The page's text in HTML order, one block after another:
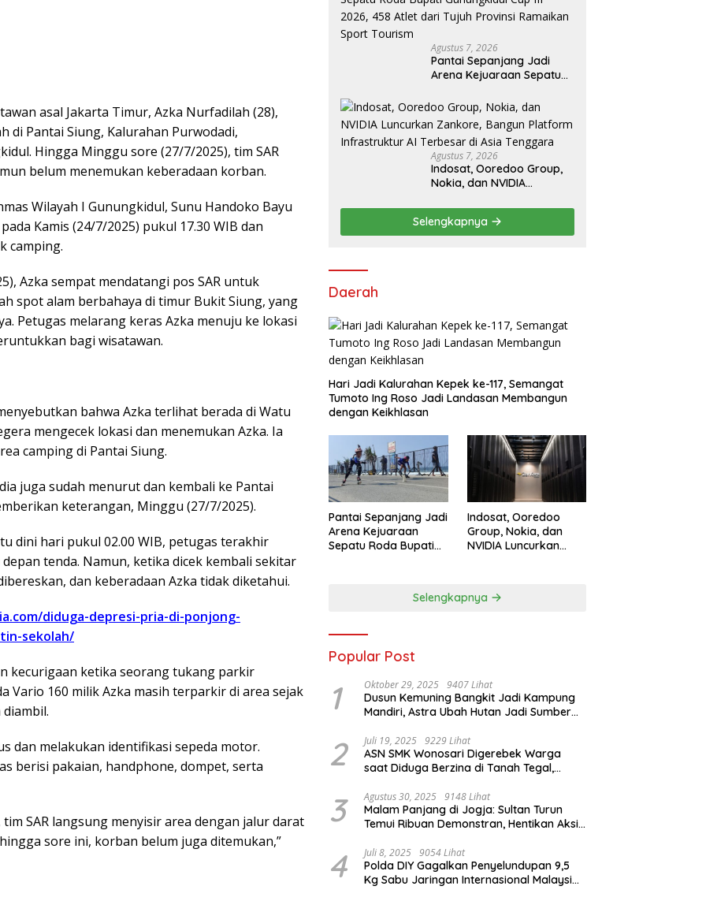
asal Jakarta Timur, Azka Nurfadilah (28),
di Pantai Siung, Kalurahan Purwodadi,
Hingga Minggu sore (27/7/2025), tim SAR
belum menemukan keberadaan korban.
Wilayah I Gunungkidul, Sunu Handoko Bayu
Kamis (24/7/2025) pukul 17.30 WIB dan
camping.
Azka sempat mendatangi pos SAR untuk
spot alam berbahaya di timur Bukit Siung, yang
Petugas melarang keras Azka menuju ke lokasi
bagi wisatawan.
bahwa Azka terlihat berada di Watu
mengecek lokasi dan menemukan Azka. Ia
camping di Pantai Siung.
juga sudah menurut dan kembali ke Pantai
keterangan, Minggu (27/7/2025).
dini hari pukul 02.00 WIB, petugas terakhir
tenda. Namun, ketika dicek kembali sekitar
dan keberadaan Azka tidak diketahui.
diduga-depresi-pria-di-ponjong-
sekolah/
kecurigaan ketika seorang tukang parkir
Vario 160 milik Azka masih terparkir di area sejak
dan melakukan identifikasi sepeda motor.
berisi pakaian, handphone, dompet, serta
SAR langsung menyisir area dengan jalur darat
sore ini, korban belum juga ditemukan,”
Agustus 7, 2026
Pantai Sepanjang Jadi
Arena Kejuaraan Sepatu
Cup III 2026, 458 Atlet dari
Tujuh Provinsi Ramaikan
Sport Tourism
Agustus 7, 2026
Indosat, Ooredoo Group,
Nokia, dan NVIDIA
Bangun Platform
Infrastruktur AI Terbesar di
Asia Tenggara
Selengkapnya
Daerah
Hari Jadi Kalurahan Kepek ke-117, Semangat
Tumoto Ing Roso Jadi Landasan Membangun
dengan Keikhlasan
Pantai Sepanjang Jadi
Arena Kejuaraan
Sepatu Roda Bupati
Ramaikan Sport
Indosat, Ooredoo
Group, Nokia, dan
NVIDIA Luncurkan
Tenggara
Selengkapnya
Popular Post
1 Oktober 29, 2025 9407 Lihat
Dusun Kemuning Bangkit Jadi Kampung
Mandiri, Astra Ubah Hutan Jadi Sumber
2 Juli 19, 2025 9229 Lihat
ASN SMK Wonosari Digerebek Warga
saat Diduga Berzina di Tanah Tegal,
3 Agustus 30, 2025 9148 Lihat
Malam Panjang di Jogja: Sultan Turun
Temui Ribuan Demonstran, Hentikan Aksi
4 Juli 8, 2025 9054 Lihat
Polda DIY Gagalkan Penyelundupan 9,5
Kg Sabu Jaringan Internasional Malaysia-